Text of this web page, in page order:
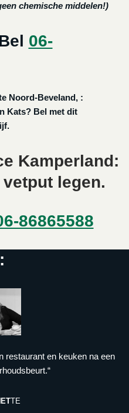
chemische middelen!)
06-
Noord-Beveland, :
Kats? Bel met dit
Kamperland:
legen.
86865588
restaurant en keuken na een
TE